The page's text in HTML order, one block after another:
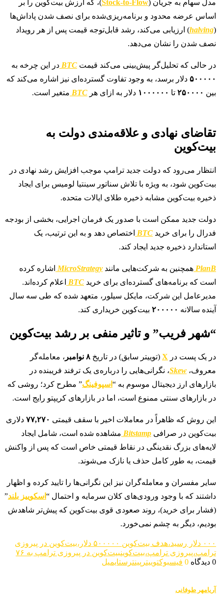
مدل سهام به جریان (Stock-to-Flow)، که ارزش بیت‌کوین را بر
اساس عرضه محدود و برنامه‌ریزی‌شده برای نصف شدن پاداش‌ها
(
halving) ارزیابی می‌کند، رشد قابل‌توجه قیمت پس از هر رویداد
نصف شدن را نشان می‌دهد.
در حالی که تحلیل‌گر پیش‌بینی می‌کند قیمت BTC در این چرخه به
۵۰۰۰۰۰ دلار برسد، به وجود تفاوت گسترده‌ای نیز اشاره می‌کند که
بین ۲۵۰۰۰۰ تا ۱۰۰۰۰۰۰ دلار به ازای هر BTC متغیر است.
تقاضای نهادی و علاقه‌مندی دولت به
بیت‌کوین
انتظار می‌رود که دولت جدید ترامپ موجب افزایش رشد نهادی در
بیت‌کوین شود، به ویژه با تلاش سناتور سینتیا لومیس برای ایجاد
ذخیره بیت‌کوین مشابه ذخیره طلای ایالات متحده.
دولت جدید ممکن است با صدور یک فرمان اجرایی، بخشی از بودجه
فدرال را برای خرید BTC اختصاص دهد و به این ترتیب، یک
استاندارد ذخیره جدید ایجاد کند.
PlanB همچنین به شرکت‌هایی مانند MicroStrategy اشاره کرده
است که برنامه‌های گسترده‌ای برای خرید BTC
اعلام کرده‌اند.
مدیرعامل این شرکت، مایکل سیلور، متعهد شده که طی سه سال
آینده سالانه ۲۰۰۰۰۰ بیت‌کوین خریداری کند.
“شهر فریب” و تاثیر منفی بر رشد بیت‌کوین
در یک پست در X (توییتر سابق) در تاریخ ۸ نوامبر
، معامله‌گر
معروف، Skew، نگرانی‌هایی را درباره‌ی یک ترفند فریبنده در
بازارهای ارز دیجیتال موسوم به “ اسپوفینگ” مطرح کرد؛ روشی که
در بازارهای سنتی ممنوع است، اما در بازارهای کریپتو رایج است.
این روش که ظاهراً در معاملات اخیر با سقف قیمتی ۷۷,۲۷۰ دلاری
بیت‌کوین در صرافی Bitstamp مشاهده شده است، شامل ایجاد
لایه‌های بزرگ نقدینگی در نقاط قیمتی خاص است که پس از واکنش
قیمت، به طور کامل حذف یا نازک می‌شوند.
سایر مفسران و معامله‌گران نیز این نگرانی‌ها را تایید کرده و اظهار
داشتند که با وجود ورودی‌های کلان سرمایه و احتمال “ اسکوییز بلند”
(فشار برای خرید)، روند صعودی قوی بیت‌کوین که پیش‌تر شاهدش
بودیم، دیگر به چشم نمی‌خورد.
۰۰۰ دلار رسید،هدف بیت‌کوین ۵۰۰
۰۰۰ دلار،بیت‌کوین در پیروزی
ترامپ،پیروزی ترامپ،بیت‌کوینبیت‌کوین در پیروزی ترامپ به ۷۶
0 دیدگاه
0 فیسبوکتوییتر پینترستایمیل
آریامهر طوفانی